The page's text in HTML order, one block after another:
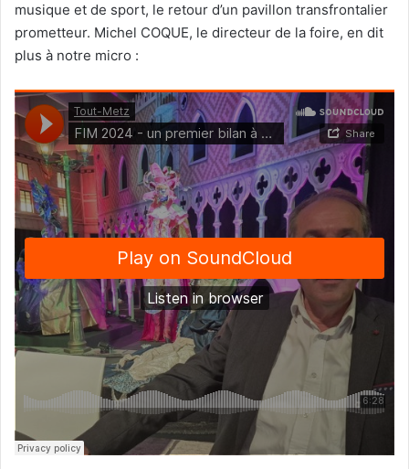
musique et de sport, le retour d’un pavillon transfrontalier
prometteur. Michel COQUE, le directeur de la foire, en dit
plus à notre micro :